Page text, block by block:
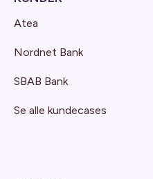
Atea
Nordnet Bank
SBAB Bank
Se alle kundecases